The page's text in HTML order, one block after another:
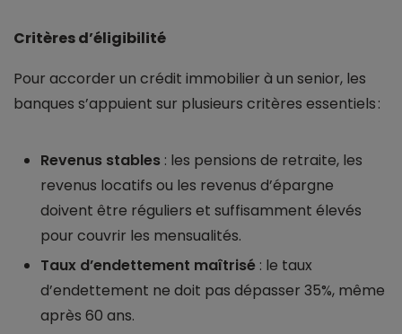
Critères d’éligibilité
Pour accorder un crédit immobilier à un senior, les
banques s’appuient sur plusieurs critères essentiels :
Revenus stables : les pensions de retraite, les
revenus locatifs ou les revenus d’épargne
doivent être réguliers et suffisamment élevés
pour couvrir les mensualités.
Taux d’endettement maîtrisé : le taux
d’endettement ne doit pas dépasser 35%, même
après 60 ans.